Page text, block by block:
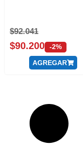
$92.041
$90.200 -2%
AGREGAR